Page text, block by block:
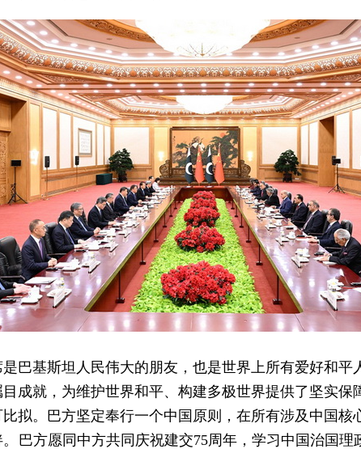
巴基斯坦人民伟大的朋友，也是世界上所有爱好和平
成就，为维护世界和平、构建多极世界提供了坚实保
拟。巴方坚定奉行一个中国原则，在所有涉及中国核
巴方愿同中方共同庆祝建交75周年，学习中国治国理